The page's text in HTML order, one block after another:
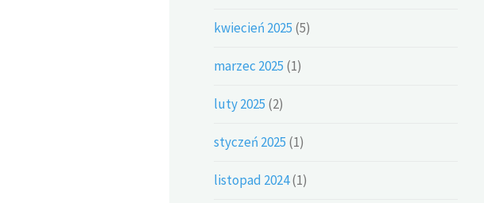
kwiecień 2025 (5)
marzec 2025 (1)
luty 2025 (2)
styczeń 2025 (1)
listopad 2024(1)